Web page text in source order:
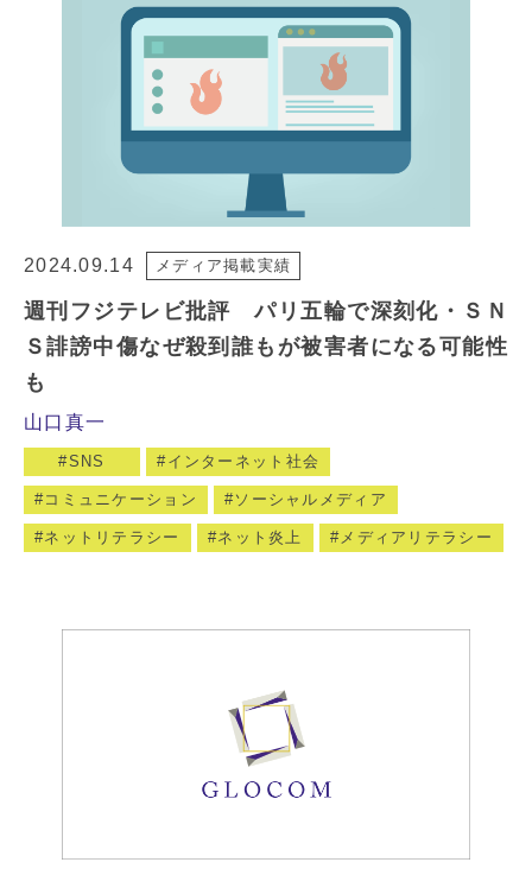
2024.09.14 メディア掲載実績
週刊フジテレビ批評 パリ五輪で深刻化・ＳＮ
Ｓ誹謗中傷なぜ殺到誰もが被害者になる可能性
も
山口真一
SNS インターネット社会
コミュニケーション ソーシャルメディア
ネットリテラシー ネット炎上 メディアリテラシー